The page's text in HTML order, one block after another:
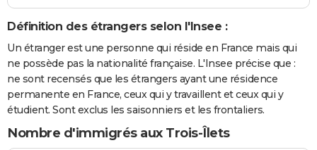
Définition des étrangers selon l'Insee :
Un étranger est une personne qui réside en France mais qui
ne possède pas la nationalité française. L'Insee précise que :
ne sont recensés que les étrangers ayant une résidence
permanente en France, ceux qui y travaillent et ceux qui y
étudient. Sont exclus les saisonniers et les frontaliers.
Nombre d'immigrés aux Trois-Îlets